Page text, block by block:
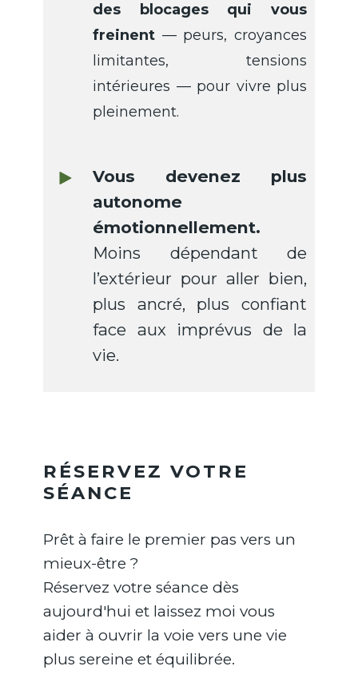
des blocages qui vous
freinent — peurs, croyances
limitantes, tensions
intérieures — pour vivre plus
pleinement.
Vous devenez plus
autonome
émotionnellement.
Moins dépendant de
l’extérieur pour aller bien,
plus ancré, plus confiant
face aux imprévus de la
vie.
RÉSERVEZ VOTRE
SÉANCE
Prêt à faire le premier pas vers un
mieux-être ?
Réservez votre séance dès
aujourd'hui et laissez moi vous
aider à ouvrir la voie vers une vie
plus sereine et équilibrée.